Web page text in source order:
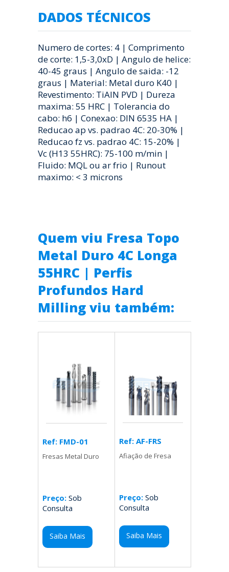
DADOS TÉCNICOS
Numero de cortes: 4 | Comprimento
de corte: 1,5-3,0xD | Angulo de helice:
40-45 graus | Angulo de saida: -12
graus | Material: Metal duro K40 |
Revestimento: TiAlN PVD | Dureza
maxima: 55 HRC | Tolerancia do
cabo: h6 | Conexao: DIN 6535 HA |
Reducao ap vs. padrao 4C: 20-30% |
Reducao fz vs. padrao 4C: 15-20% |
Vc (H13 55HRC): 75-100 m/min |
Fluido: MQL ou ar frio | Runout
maximo: < 3 microns
Quem viu Fresa Topo
Metal Duro 4C Longa
55HRC | Perfis
Profundos Hard
Milling viu também:
Ref: FMD-01
Fresas Metal Duro
Preço: Sob
Consulta
Saiba Mais
Ref: AF-FRS
Afiação de Fresa
Preço:Sob
Consulta
Saiba Mais